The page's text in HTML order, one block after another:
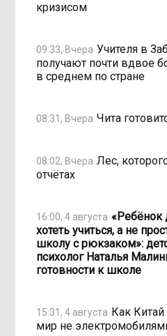
кризисом
09:33, Вчера Учителя в
получают почти вдвое
в среднем по стране
08:31, Вчера Чита
08:02, Вчера Лес,
отчётах
16:00, 4 августа «Ребёнок
хотеть учиться, а не
школу с рюкзаком»:
психолог Наталья
готовности к школе
15:31, 4 августа Как Китай
мир не